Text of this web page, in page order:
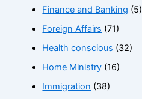
Finance and Banking (5)
Foreign Affairs (71)
Health conscious (32)
Home Ministry (16)
Immigration (38)